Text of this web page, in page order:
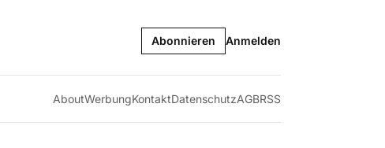
Abonnieren Anmelden
AboutWerbungKontaktDatenschutzAGBRSS